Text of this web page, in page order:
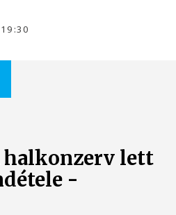
halkonzerv lett
-